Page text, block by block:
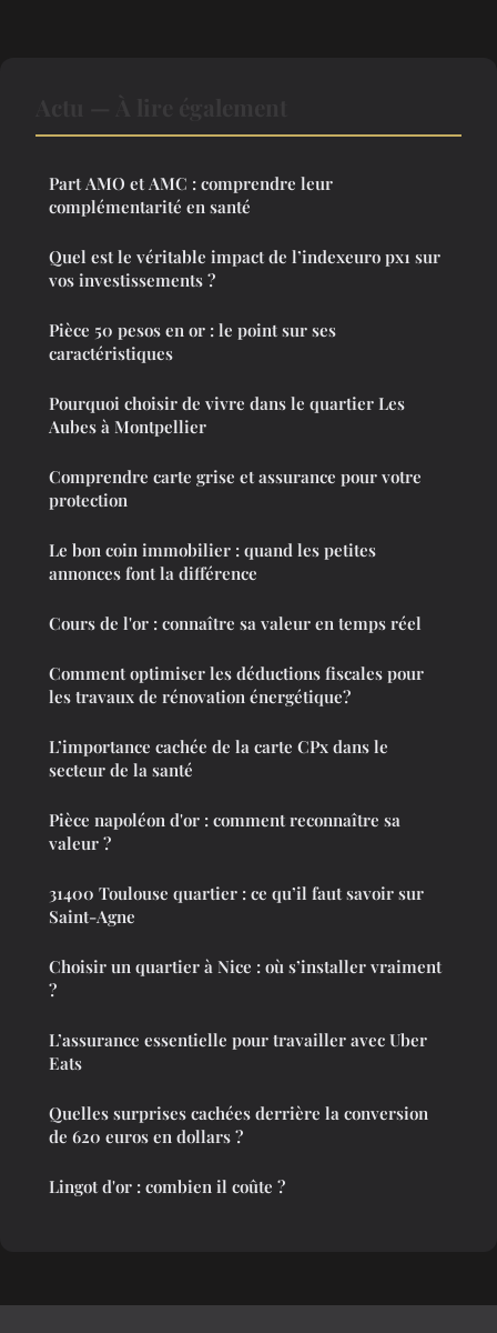
Part AMO et AMC : comprendre leur
complémentarité en santé
Quel est le véritable impact de l’indexeuro px1 sur
vos investissements ?
Pièce 50 pesos en or : le point sur ses
caractéristiques
Pourquoi choisir de vivre dans le quartier Les
Aubes à Montpellier
Comprendre carte grise et assurance pour votre
protection
Le bon coin immobilier : quand les petites
annonces font la différence
Cours de l'or : connaître sa valeur en temps réel
Comment optimiser les déductions fiscales pour
les travaux de rénovation énergétique?
L’importance cachée de la carte CPx dans le
secteur de la santé
Pièce napoléon d'or : comment reconnaître sa
valeur ?
31400 Toulouse quartier : ce qu’il faut savoir sur
Saint-Agne
Choisir un quartier à Nice : où s’installer vraiment
?
L’assurance essentielle pour travailler avec Uber
Eats
Quelles surprises cachées derrière la conversion
de 620 euros en dollars ?
Lingot d'or : combien il coûte ?